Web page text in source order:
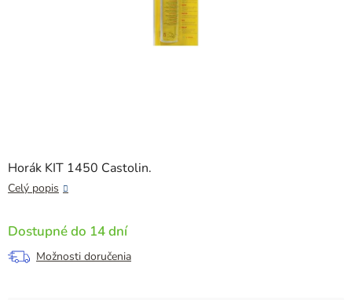
Horák KIT 1450 Castolin.
Celý popis
Dostupné do 14 dní
Možnosti doručenia